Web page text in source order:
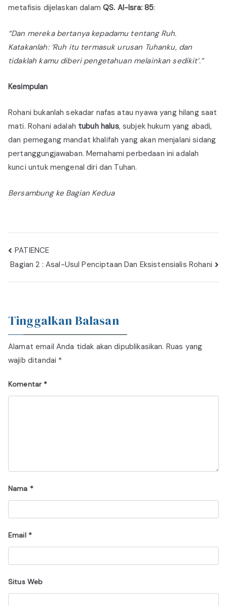
metafisis dijelaskan dalamQS. Al-Isra: 85:
“Dan mereka bertanya kepadamu tentang Ruh.
Katakanlah: ‘Ruh itu termasuk urusan Tuhanku, dan
tidaklah kamu diberi pengetahuan melainkan sedikit’.”
Kesimpulan
Rohani bukanlah sekadar nafas atau nyawa yang hilang saat
mati. Rohani adalah tubuh halus, subjek hukum yang abadi,
dan pemegang mandat khalifah yang akan menjalani sidang
pertanggungjawaban. Memahami perbedaan ini adalah
kunci untuk mengenal diri dan Tuhan.
Bersambung ke Bagian Kedua
Navigasi
PATIENCE
Bagian 2 : Asal-Usul Penciptaan Dan Eksistensialis Rohani
Tinggalkan Balasan
Alamat email Anda tidak akan dipublikasikan. Ruas yang
wajib ditandai *
Komentar *
Nama *
Email *
Situs Web